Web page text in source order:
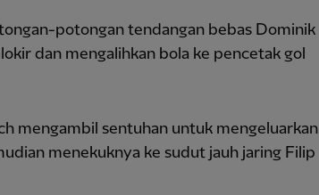
potongan tendangan bebas Dominik
dan mengalihkan bola ke pencetak gol
mengambil sentuhan untuk mengeluarkan
menekuknya ke sudut jauh jaring Filip